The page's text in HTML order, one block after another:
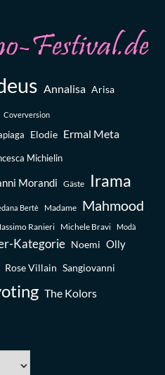
Annalisa Arisa
Coverversion
Elodie Ermal Meta
Michielin
Morandi Gäste Irama
Bertè Madame Mahmood
Ranieri Michele Bravi Modà
Kategorie Noemi Olly
Rose Villain Sangiovanni
The Kolors